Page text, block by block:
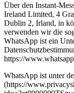
Über den Instant-
Ireland Limited, 4
Dublin 2, Irland, in
verwenden wir die
WhatsApp ist ein
https://
WhatsApp ist unter
(https://